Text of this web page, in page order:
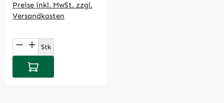
Preise inkl. MwSt. zzgl.
Versandkosten
Produkt Anzahl: Gib den gewünschten
Stk
In den Warenkorb